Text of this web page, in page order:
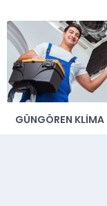
GÜNGÖREN KLIMA